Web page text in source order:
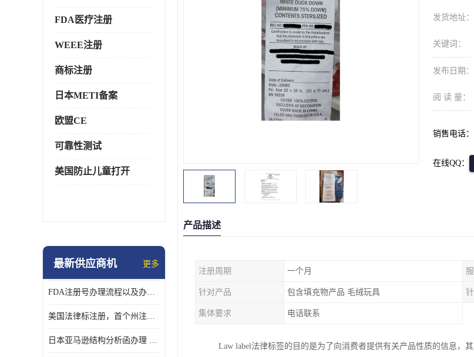
FDA医疗注册
WEEE注册
商标注册
日本METI备案
欧盟CE
可靠性测试
美国防止儿童打开
最新供应商机 更多
FDA注册号办理流程以及办理周期是多久
美国法律标注册，首个州注册该如何选择
日本亚马逊结构分析函办理 日本亚马逊 电饭煲
发货地址：
关键词：
发布日期：
阅 读 量：
销售电话：
在线QQ：
产品描述
注册周期 一个月
针对产品 包含填充物产品 毛绒玩具
集体要求 电话联系
Law label法律标签的目的是为了向消费者提供有关产品性质的信息，